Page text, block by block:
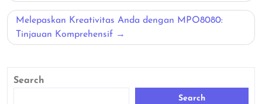
Melepaskan Kreativitas Anda dengan MPO8080:
Tinjauan Komprehensif
Search
Search